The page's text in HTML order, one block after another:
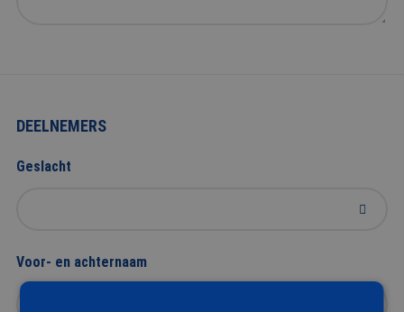
DEELNEMERS
Geslacht
Voor- en achternaam